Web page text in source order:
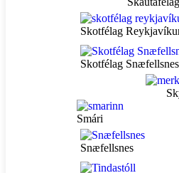
Skotfélag
Skotfélag
Smári
Snæfellsnes